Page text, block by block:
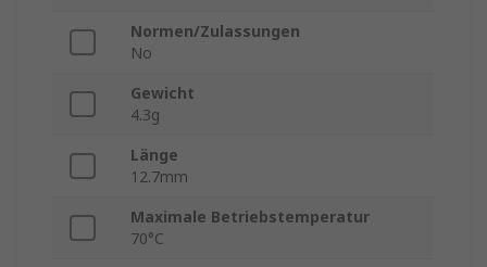
Normen/Zulassungen
No
Gewicht
4.3g
Länge
12.7mm
Maximale Betriebstemperatur
70°C